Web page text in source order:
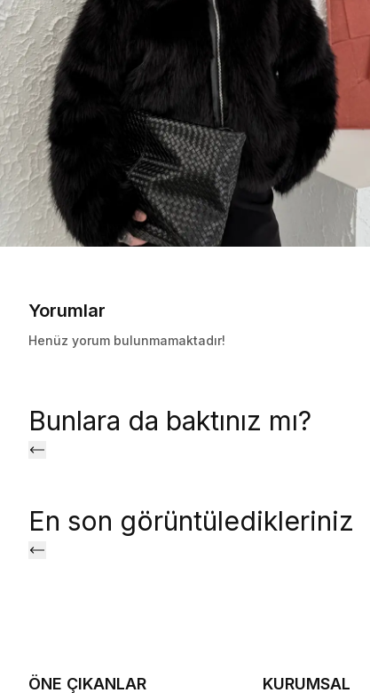
Yorumlar
Henüz yorum bulunmamaktadır!
Bunlara da baktınız mı?
En son görüntüledikleriniz
ÖNE ÇIKANLAR KURUMSAL